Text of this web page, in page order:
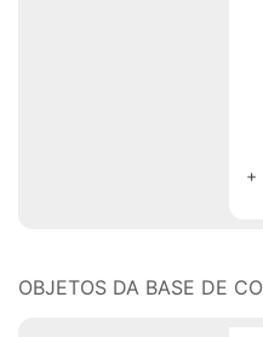
OBJETOS DA BASE DE